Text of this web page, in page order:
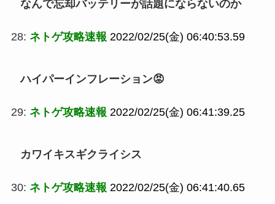
なんで忘却バッテリーが話題にならないのか
28: ネトゲ攻略速報 2022/02/25(金) 06:40:53.59
ハイパーインフレーション😡
29: ネトゲ攻略速報 2022/02/25(金) 06:41:39.25
カワイキスギクライシス
30: ネトゲ攻略速報 2022/02/25(金) 06:41:40.65